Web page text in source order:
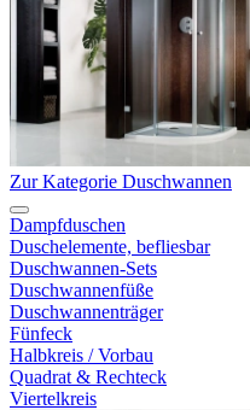
Zur Kategorie Duschwannen
Dampfduschen
Duschelemente, befliesbar
Duschwannen-Sets
Duschwannenfüße
Duschwannenträger
Fünfeck
Halbkreis / Vorbau
Quadrat & Rechteck
Viertelkreis